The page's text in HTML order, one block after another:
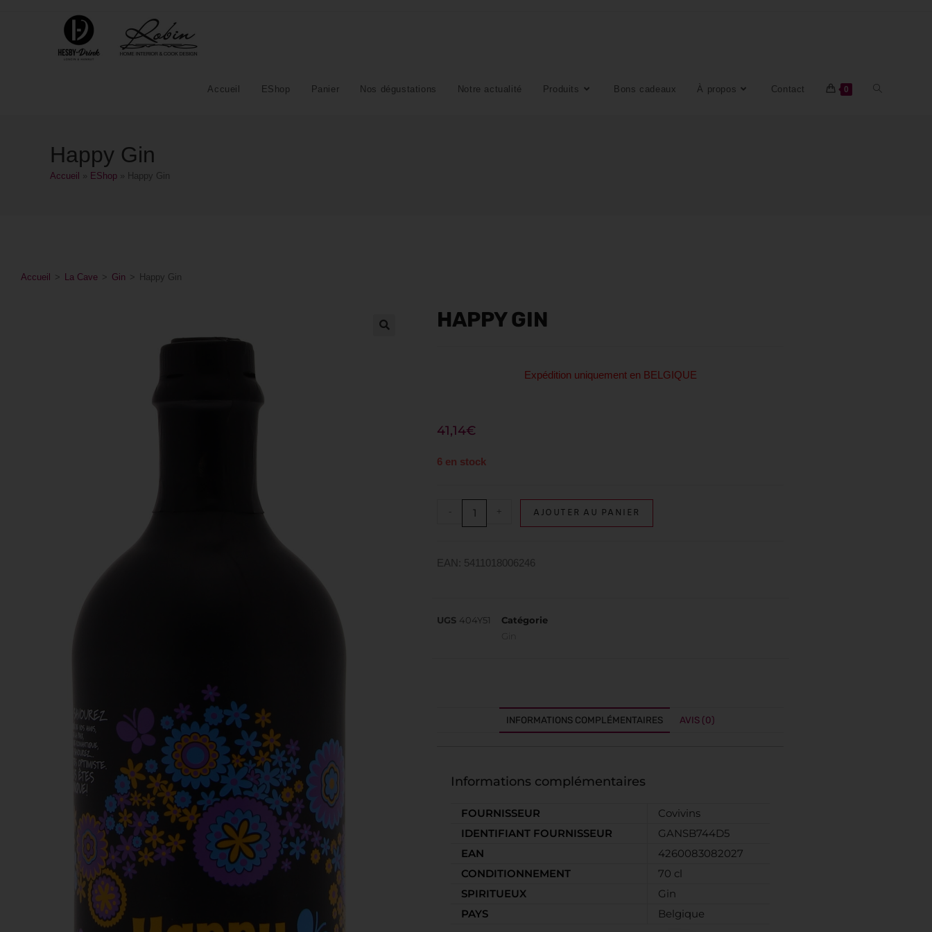
Accueil EShop Panier Nos dégustations Notre actualité Produits Bons cadeaux À propos Contact 0
Happy Gin
Accueil EShop Happy Gin
Accueil > La Cave > Gin > Happy Gin
HAPPY GIN
Expédition uniquement en BELGIQUE
41,14€
6 en stock
- + AJOUTER AU PANIER
EAN: 5411018006246
UGS 404Y51
Catégorie
INFORMATIONS COMPLÉMENTAIRES AVIS (0)
Informations complémentaires
FOURNISSEUR
Covivins
IDENTIFIANT FOURNISSEUR
GANSB744D5
EAN
4260083082027
CONDITIONNEMENT
70 cl
SPIRITUEUX
Gin
PAYS
Belgique